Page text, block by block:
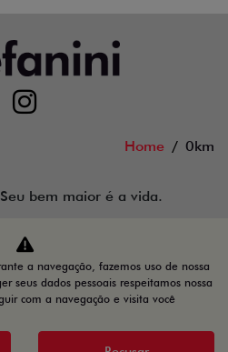
Home 0km
bem maior é a vida.
a navegação, fazemos uso de nossa
seus dados pessoais respeitamos nossa
com a navegação e visita você